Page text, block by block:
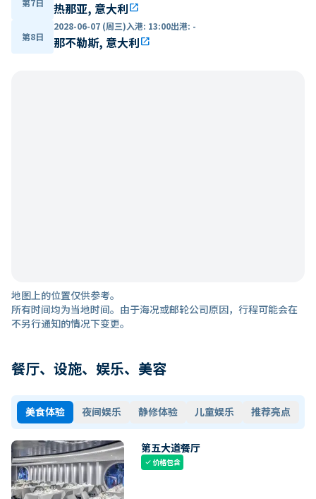
第7日 热那亚, 意大利open_in_new
第8日
2028-06-07 (周三)入港: 13:00出港: -
那不勒斯, 意大利open_in_new
地图上的位置仅供参考。
所有时间均为当地时间。由于海况或邮轮公司原因，行程可能会在
不另行通知的情况下变更。
餐厅、设施、娱乐、美容
美食体验 夜间娱乐 静修体验 儿童娱乐 推荐亮点
第五大道餐厅
check价格包含